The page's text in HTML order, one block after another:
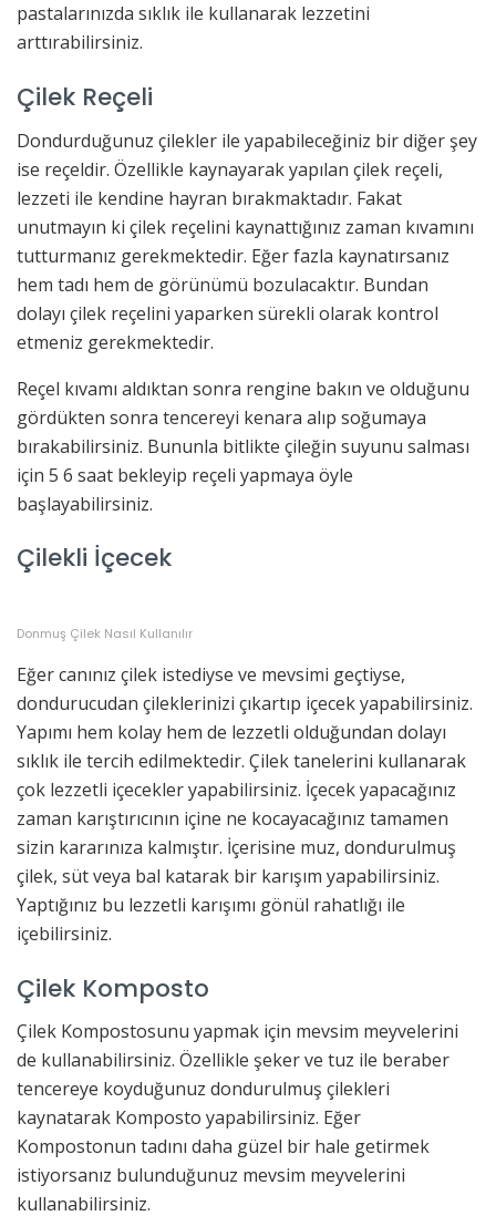
pastalarınızda sıklık ile kullanarak lezzetini
arttırabilirsiniz.
Çilek Reçeli
Dondurduğunuz çilekler ile yapabileceğiniz bir diğer şey
ise reçeldir. Özellikle kaynayarak yapılan çilek reçeli,
lezzeti ile kendine hayran bırakmaktadır. Fakat
unutmayın ki çilek reçelini kaynattığınız zaman kıvamını
tutturmanız gerekmektedir. Eğer fazla kaynatırsanız
hem tadı hem de görünümü bozulacaktır. Bundan
dolayı çilek reçelini yaparken sürekli olarak kontrol
etmeniz gerekmektedir.
Reçel kıvamı aldıktan sonra rengine bakın ve olduğunu
gördükten sonra tencereyi kenara alıp soğumaya
bırakabilirsiniz. Bununla bitlikte çileğin suyunu salması
için 5 6 saat bekleyip reçeli yapmaya öyle
başlayabilirsiniz.
Çilekli İçecek
Donmuş Çilek Nasıl Kullanılır
Eğer canınız çilek istediyse ve mevsimi geçtiyse,
dondurucudan çileklerinizi çıkartıp içecek yapabilirsiniz.
Yapımı hem kolay hem de lezzetli olduğundan dolayı
sıklık ile tercih edilmektedir. Çilek tanelerini kullanarak
çok lezzetli içecekler yapabilirsiniz. İçecek yapacağınız
zaman karıştırıcının içine ne kocayacağınız tamamen
sizin kararınıza kalmıştır. İçerisine muz, dondurulmuş
çilek, süt veya bal katarak bir karışım yapabilirsiniz.
Yaptığınız bu lezzetli karışımı gönül rahatlığı ile
içebilirsiniz.
Çilek Komposto
Çilek Kompostosunu yapmak için mevsim meyvelerini
de kullanabilirsiniz. Özellikle şeker ve tuz ile beraber
tencereye koyduğunuz dondurulmuş çilekleri
kaynatarak Komposto yapabilirsiniz. Eğer
Kompostonun tadını daha güzel bir hale getirmek
istiyorsanız bulunduğunuz mevsim meyvelerini
kullanabilirsiniz.